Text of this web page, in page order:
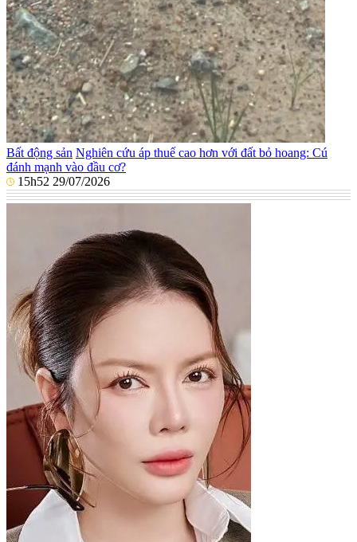
Bất động sản Nghiên cứu áp thuế cao hơn với đất bỏ hoang: Cú
đánh mạnh vào đầu cơ?
15h52 29/07/2026